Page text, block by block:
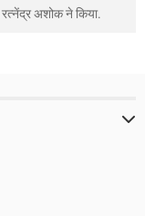
रत्नेंद्र अशोकने किया.